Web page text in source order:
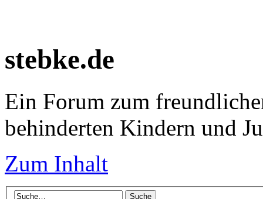
stebke.de
Ein Forum zum
behinderten Kindern und
Zum Inhalt